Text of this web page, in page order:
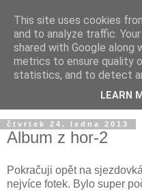
čtvrtek 24. ledna 2013
Album z hor-2
Pokračuji opět na
nejvíce fotek. Bylo super
This site uses cookies
and to analyze traffic.
shared with Google along
metrics to ensure quality
statistics, and to detect
LEARN